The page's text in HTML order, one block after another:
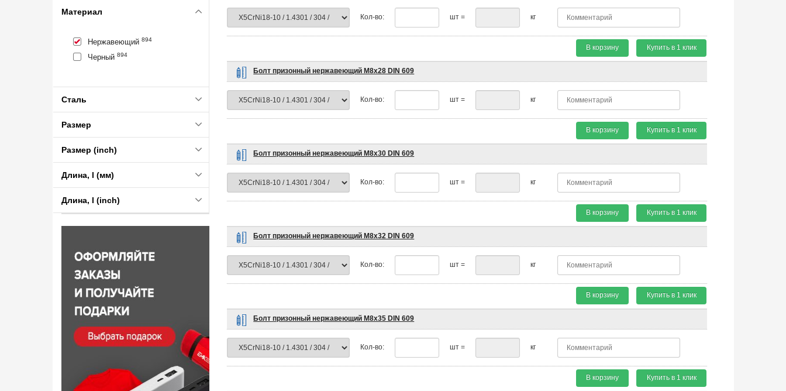
Материал
Нержавеющий 894
Черный 894
Сталь
Размер
Размер (inch)
Длина, l (мм)
Длина, l (inch)
Кол-во: шт = кг
В корзину Купить в 1 клик
Болт призонный нержавеющий М8х28 DIN 609
Кол-во: шт = кг
В корзину Купить в 1 клик
Болт призонный нержавеющий М8х30 DIN 609
Кол-во: шт = кг
В корзину Купить в 1 клик
Болт призонный нержавеющий М8х32 DIN 609
Кол-во: шт = кг
В корзину Купить в 1 клик
Болт призонный нержавеющий М8х35 DIN 609
Кол-во: шт = кг
В корзину Купить в 1 клик